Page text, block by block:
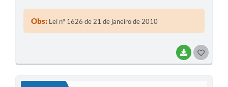
BAIXAR
Obs: Lei nº 1626 de 21 de janeiro de 2010